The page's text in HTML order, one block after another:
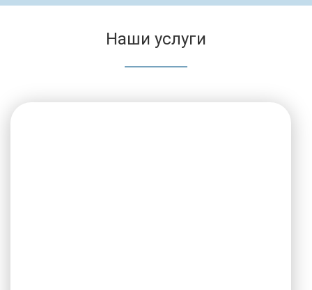
Наши услуги